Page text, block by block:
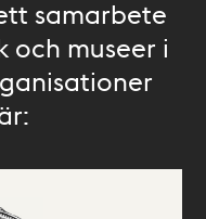
samarbete
och museer i